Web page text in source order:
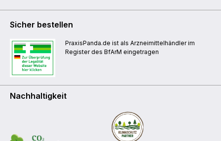
Sicher bestellen
PraxisPanda.de ist als Arzneimittelhändler im
Register des BfArM eingetragen
Nachhaltigkeit